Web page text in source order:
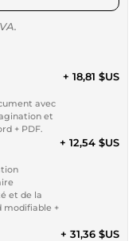
avec
et
+ PDF.
+ 18,81 $US
et de la
modifiable +
+ 12,54 $US
+ 31,36 $US